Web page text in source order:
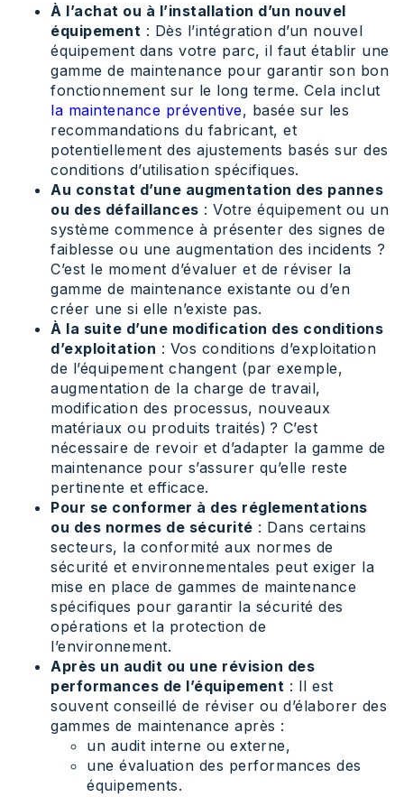
À l’achat ou à l’installation d’un nouvel
équipement : Dès l’intégration d’un nouvel
équipement dans votre parc, il faut établir une
gamme de maintenance pour garantir son bon
fonctionnement sur le long terme. Cela inclut
la maintenance préventive, basée sur les
recommandations du fabricant, et
potentiellement des ajustements basés sur des
conditions d’utilisation spécifiques.
Au constat d’une augmentation des pannes
ou des défaillances : Votre équipement ou un
système commence à présenter des signes de
faiblesse ou une augmentation des incidents ?
C’est le moment d’évaluer et de réviser la
gamme de maintenance existante ou d’en
créer une si elle n’existe pas.
À la suite d’une modification des conditions
d’exploitation : Vos conditions d’exploitation
de l’équipement changent (par exemple,
augmentation de la charge de travail,
modification des processus, nouveaux
matériaux ou produits traités) ? C’est
nécessaire de revoir et d’adapter la gamme de
maintenance pour s’assurer qu’elle reste
pertinente et efficace.
Pour se conformer à des réglementations
ou des normes de sécurité : Dans certains
secteurs, la conformité aux normes de
sécurité et environnementales peut exiger la
mise en place de gammes de maintenance
spécifiques pour garantir la sécurité des
opérations et la protection de
l’environnement.
Après un audit ou une révision des
performances de l’équipement : Il est
souvent conseillé de réviser ou d’élaborer des
gammes de maintenance après :
un audit interne ou externe,
une évaluation des performances des
équipements.